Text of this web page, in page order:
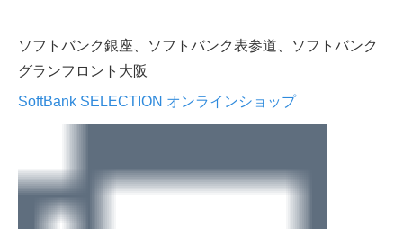
ソフトバンク銀座、ソフトバンク表参道、ソフトバンク
グランフロント大阪
SoftBank SELECTION オンラインショップ